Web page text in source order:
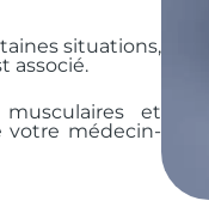
situations,
associé.
et
votre médecin-